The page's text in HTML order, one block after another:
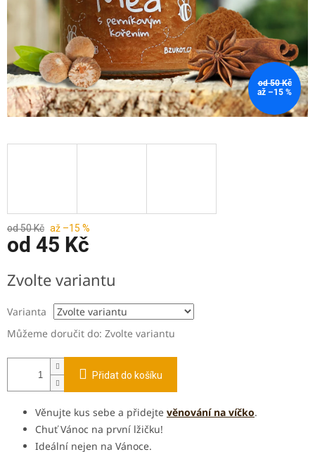
od 50 Kč
až –15 %
od 50 Kč až –15 %
od 45 Kč
cena:
Zvolte variantu
Varianta
Můžeme doručit do: Zvolte variantu
Přidat do košíku
Věnujte kus sebe a přidejte věnování na víčko.
Chuť Vánoc na první lžičku!
Ideální nejen na Vánoce.